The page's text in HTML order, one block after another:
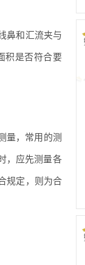
鼻和汇流夹与
积是否符合要
量，常用的测
，应先测量各
规定，则为合